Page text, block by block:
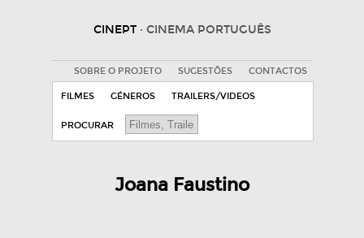
CINEPT · CINEMA PORTUGUÊS
SOBRE O PROJETO SUGESTÕES CONTACTOS
FILMES GÉNEROS TRAILERS/VIDEOS
PROCURAR
Joana Faustino